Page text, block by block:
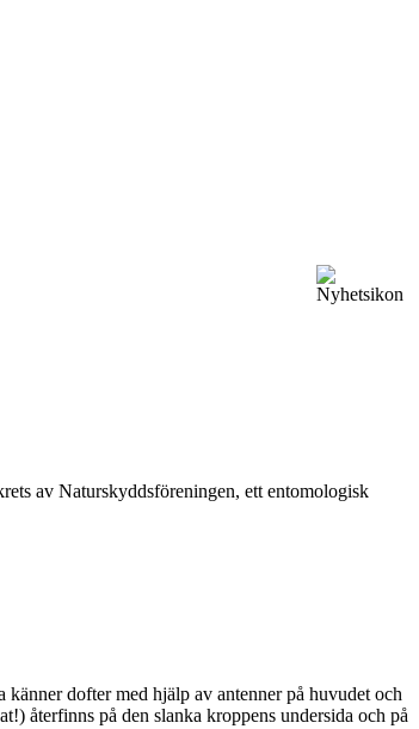
av Naturskyddsföreningen, ett entomologisk
känner dofter med hjälp av antenner på huvudet och
återfinns på den slanka kroppens undersida och på